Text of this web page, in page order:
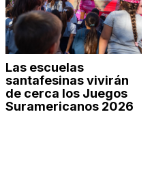
Las escuelas
santafesinas vivirán
de cerca los Juegos
Suramericanos 2026